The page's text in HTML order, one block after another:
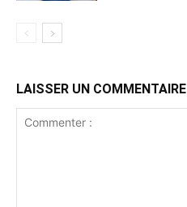
LAISSER UN COMMENTAIRE